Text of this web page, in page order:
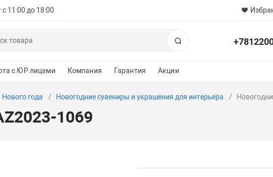
11:00 до 18:00
с ЮР лицами Компания Гарантия Акции
года Новогодние сувениры и украшения для интерьера
1069